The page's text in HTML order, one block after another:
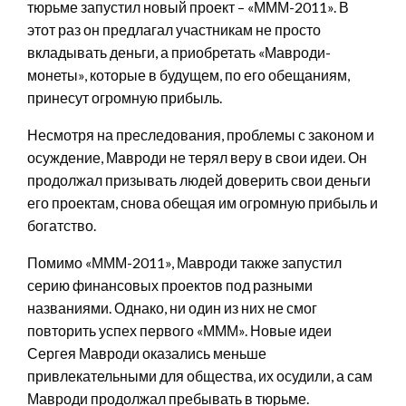
тюрьме запустил новый проект – «МММ-2011». В
этот раз он предлагал участникам не просто
вкладывать деньги, а приобретать «Мавроди-
монеты», которые в будущем, по его обещаниям,
принесут огромную прибыль.
Несмотря на преследования, проблемы с законом и
осуждение, Мавроди не терял веру в свои идеи. Он
продолжал призывать людей доверить свои деньги
его проектам, снова обещая им огромную прибыль и
богатство.
Помимо «МММ-2011», Мавроди также запустил
серию финансовых проектов под разными
названиями. Однако, ни один из них не смог
повторить успех первого «МММ». Новые идеи
Сергея Мавроди оказались меньше
привлекательными для общества, их осудили, а сам
Мавроди продолжал пребывать в тюрьме.